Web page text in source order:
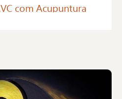
com Acupuntura